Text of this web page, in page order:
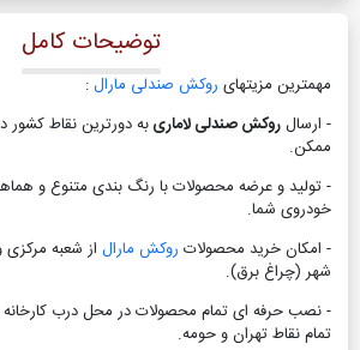
توضیحات کامل
مهمترین مزیتهای روکش صندلی مارال:
- ارسالروکش صندلی لاماریبه دورترین نقاط کشور
ممکن.
- تولید و عرضه محصولات با رنگ بندی متنوع و
خودروی شما.
- امکان خرید محصولات روکش مارال از شعبه
شهر (چراغ برق).
- نصب حرفه ای تمام محصولات در محل درب کارخانه
تمام نقاط تهران و حومه.